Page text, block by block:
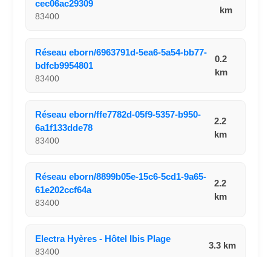
cec06ac29309
83400
km
Réseau eborn/6963791d-5ea6-5a54-bb77-
bdfcb9954801
83400
0.2
km
Réseau eborn/ffe7782d-05f9-5357-b950-
6a1f133dde78
83400
2.2
km
Réseau eborn/8899b05e-15c6-5cd1-9a65-
61e202ccf64a
83400
2.2
km
Electra Hyères - Hôtel Ibis Plage
83400
3.3 km